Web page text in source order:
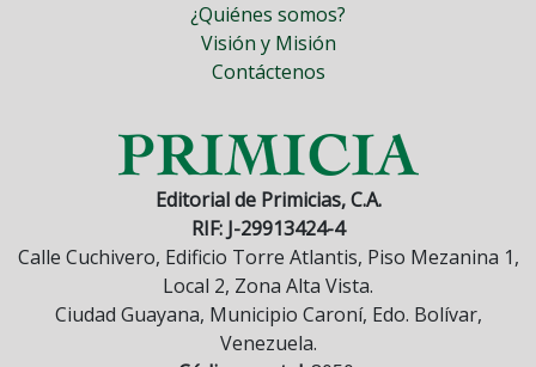
¿Quiénes somos?
Visión y Misión
Contáctenos
Editorial de Primicias, C.A.
RIF: J-29913424-4
Calle Cuchivero, Edificio Torre Atlantis, Piso Mezanina 1,
Local 2, Zona Alta Vista.
Ciudad Guayana, Municipio Caroní, Edo. Bolívar,
Venezuela.